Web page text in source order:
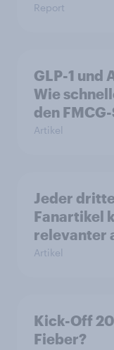
Report
GLP-1 und
Wie
den
Artikel
Jeder
Fanartikel
relevanter
Artikel
Kick-Off
Fieber?​